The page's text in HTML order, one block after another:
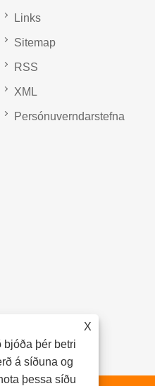
X
bjóða þér betri
á síðuna og
þessa síðu
Links
Sitemap
RSS
XML
Persónuverndarstefna